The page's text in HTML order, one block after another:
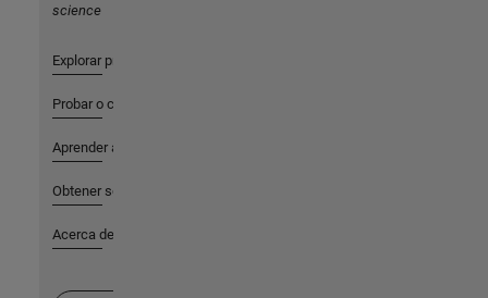
science
Explorar productos
Probar o comprar
Aprender a utilizar
Obtener soporte
Acerca de MathWorks